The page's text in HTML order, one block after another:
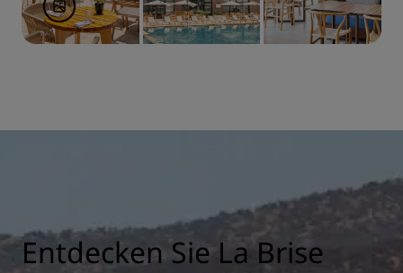
Entdecken Sie La Brise